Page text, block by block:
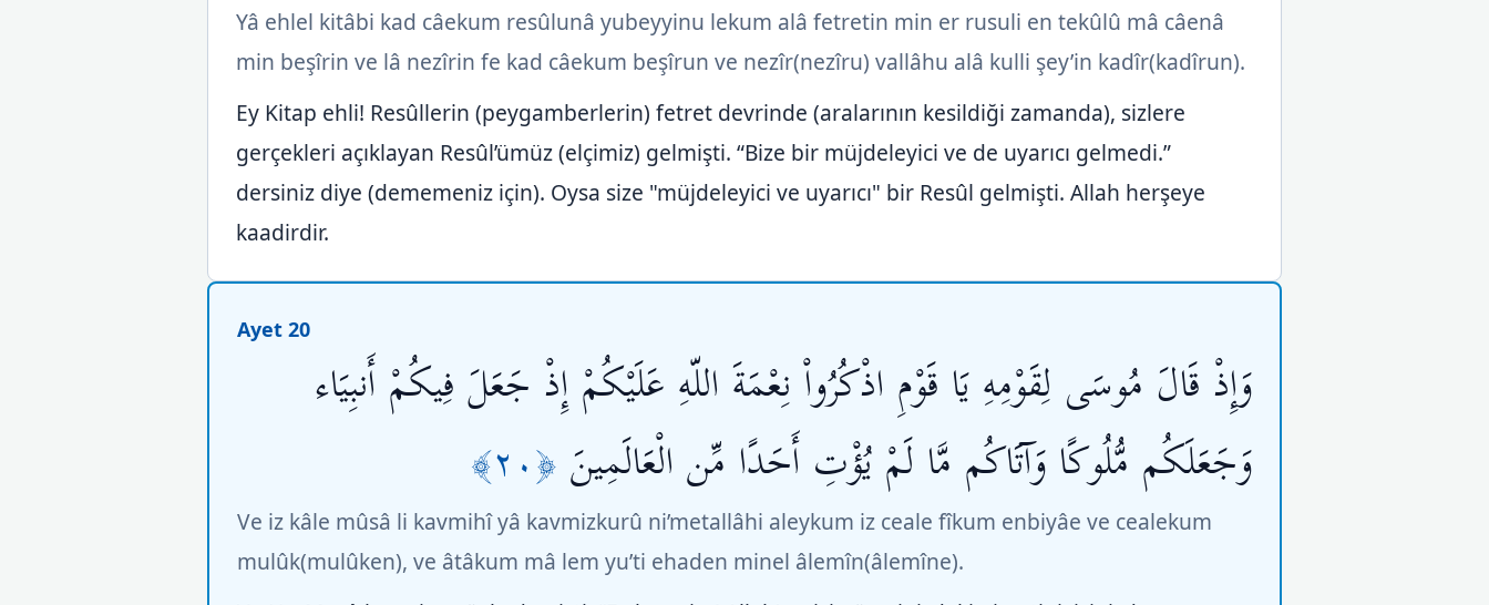
Yâ ehlel kitâbi kad câekum resûlunâ yubeyyinu lekum alâ fetretin min er rusuli en tekûlû mâ câenâ
min beşîrin ve lâ nezîrin fe kad câekum beşîrun ve nezîr(nezîru) vallâhu alâ kulli şey’in kadîr(kadîrun).
Ey Kitap ehli! Resûllerin (peygamberlerin) fetret devrinde (aralarının kesildiği zamanda), sizlere
gerçekleri açıklayan Resûl’ümüz (elçimiz) gelmişti. “Bize bir müjdeleyici ve de uyarıcı gelmedi.”
dersiniz diye (dememeniz için). Oysa size "müjdeleyici ve uyarıcı" bir Resûl gelmişti. Allah herşeye
kaadirdir.
Ayet 20
وَإِذْ قَالَ مُوسَى لِقَوْمِهِ يَا قَوْمِ اذْكُرُواْ نِعْمَةَ اللّهِ عَلَيْكُمْ إِذْ جَعَلَ فِيكُمْ أَنبِيَاء
وَجَعَلَكُم مُّلُوكًا وَآتَاكُم مَّا لَمْ يُؤْتِ أَحَدًا مِّن الْعَالَمِينَ ﴿٢٠﴾
Ve iz kâle mûsâ li kavmihî yâ kavmizkurû ni’metallâhi aleykum iz ceale fîkum enbiyâe ve cealekum
mulûk(mulûken), ve âtâkum mâ lem yu’ti ehaden minel âlemîn(âlemîne).